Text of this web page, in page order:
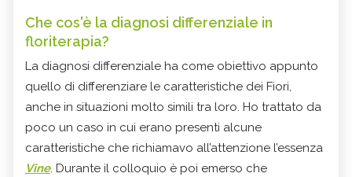
Che cos'è la diagnosi differenziale in
floriterapia?
La diagnosi differenziale ha come obiettivo appunto
quello di differenziare le caratteristiche dei Fiori,
anche in situazioni molto simili tra loro. Ho trattato da
poco un caso in cui erano presenti alcune
caratteristiche che richiamavo all’attenzione l’essenza
Vine. Durante il colloquio è poi emerso che